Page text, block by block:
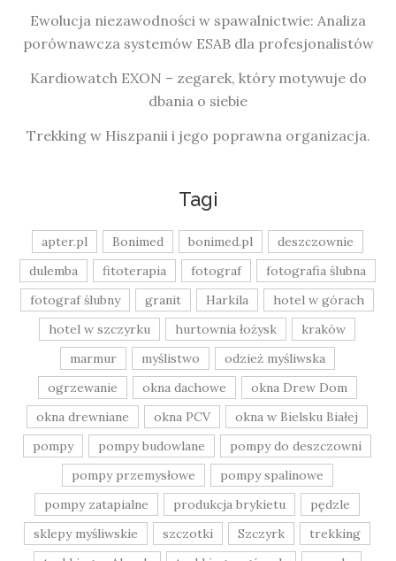
Ewolucja niezawodności w spawalnictwie: Analiza
porównawcza systemów ESAB dla profesjonalistów
Kardiowatch EXON – zegarek, który motywuje do
dbania o siebie
Trekking w Hiszpanii i jego poprawna organizacja.
Tagi
apter.pl Bonimed bonimed.pl
deszczownie
dulemba
fitoterapia fotograf
fotografia ślubna
fotograf ślubny
granit Harkila
hotel w górach
hotel w szczyrku
hurtownia łożysk
kraków
marmur
myślistwo
odzież myśliwska
ogrzewanie
okna dachowe
okna Drew Dom
okna drewniane
okna PCV
okna w Bielsku Białej
pompy
pompy budowlane
pompy do deszczowni
pompy przemysłowe
pompy spalinowe
pompy zatapialne
produkcja brykietu
pędzle
sklepy myśliwskie
szczotki Szczyrk
trekking